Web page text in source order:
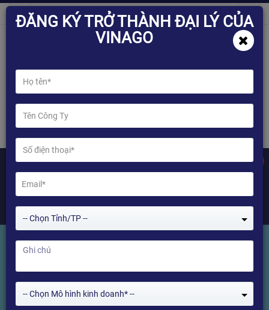
MÀN HÌNH CẢM ỨNG DI ĐỘNG
THÔNG MINH HIMEDIA HOME
M24, 24INCH, IPS, RAM 4G+128G,
ĐĂNG KÝ TRỞ THÀNH ĐẠI LÝ CỦA
VINAGO
-- Chọn Tỉnh/TP --
-- Chọn Mô hình kinh doanh* --